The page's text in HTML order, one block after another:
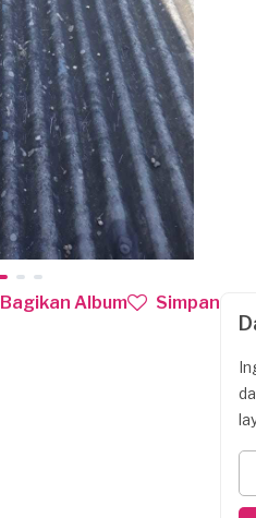
Bagikan Album Simpan